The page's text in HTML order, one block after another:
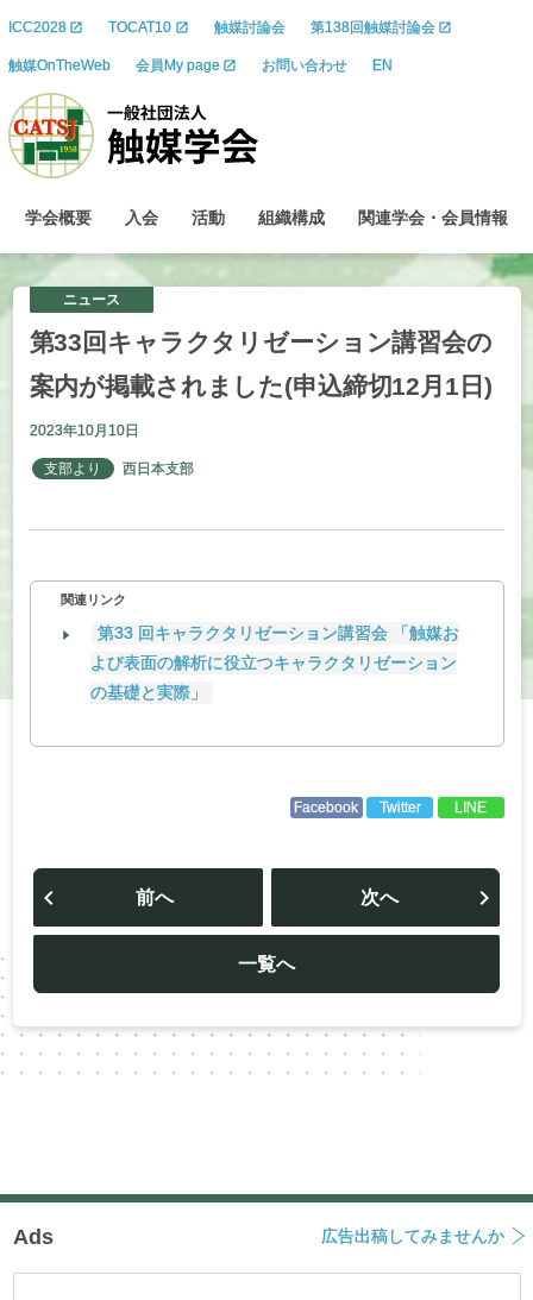
ICC2028 TOCAT10 触媒討論会 第138回触媒討論会
触媒OnTheWeb 会員My page お問い合わせ EN
学会概要 入会 活動 組織構成 関連学会 ・ 会員情報
ニュース
第33 回 キャラクタリゼーション講習会の
案内が掲載されました(申込締切12 月 1 日 )
2023年10月10日
支部より 西日本支部
関連リンク
第33 回キャラクタリゼーション講習会 「触媒お
よび表面の解析に役立つキャラクタリゼーション
の基礎と実際」
Facebook Twitter LINE
投
ビ
ー
シ
ョ
前へ
一覧へ
次へ
Ads 広告出稿してみませんか